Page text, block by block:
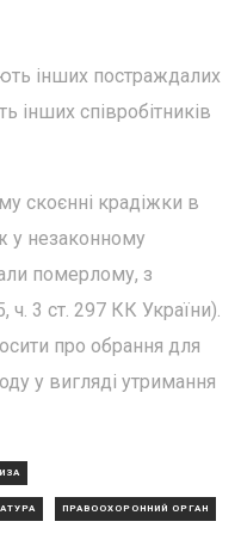
інших постраждалих
інших співробітників
скоєнні крадіжки в
у незаконному
померлому, з
3 ст. 297 КК України).
про обрання для
у вигляді утримання
ПРАВООХОРОННИЙ ОРГАН